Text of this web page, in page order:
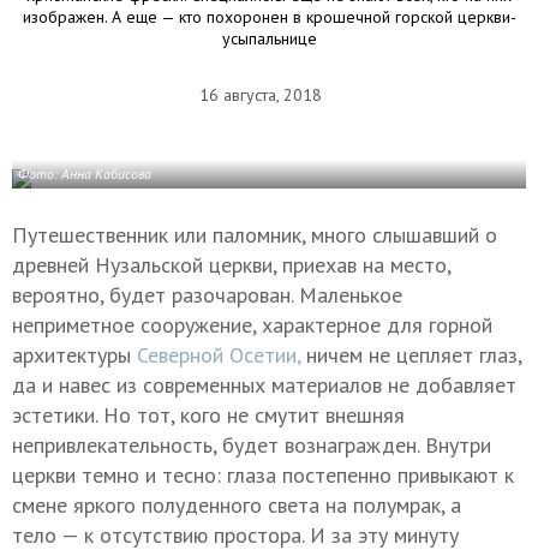
изображен. А еще — кто похоронен в крошечной горской церкви-
усыпальнице
16 августа, 2018
Фото: Анна Кабисова
Путешественник или паломник, много слышавший о
древней Нузальской церкви, приехав на место,
вероятно, будет разочарован. Маленькое
неприметное сооружение, характерное для горной
архитектуры Северной Осетии,ничем не цепляет глаз,
да и навес из современных материалов не добавляет
эстетики. Но тот, кого не смутит внешняя
непривлекательность, будет вознагражден. Внутри
церкви темно и тесно: глаза постепенно привыкают к
смене яркого полуденного света на полумрак, а
тело — к отсутствию простора. И за эту минуту